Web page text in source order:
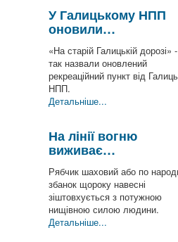
У Галицькому НПП
оновили…
«На старій Галицькій дорозі»
так назвали оновлений
рекреаційний пункт від
НПП.
Детальніше...
На лінії вогню
виживає…
Рябчик шаховий або по
збанок щороку навесні
зіштовхується з потужною
нищівною силою людини.
Детальніше...